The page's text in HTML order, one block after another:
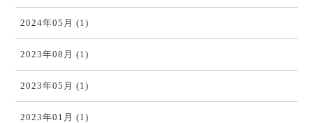
2024年05月 (1)
2023年08月 (1)
2023年05月 (1)
2023年01月 (1)